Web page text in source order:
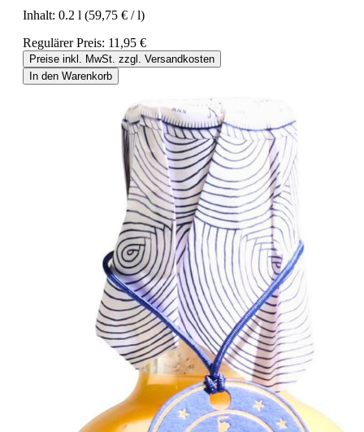
Inhalt: 0.2 l (59,75 € / l)
Regulärer Preis: 11,95 €
Preise inkl. MwSt. zzgl. Versandkosten
In den Warenkorb